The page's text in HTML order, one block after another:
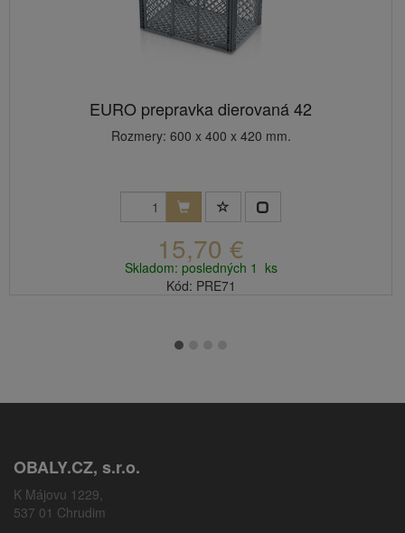
EURO prepravka dierovaná 42
Rozmery: 600 x 400 x 420 mm.
15,70 €
Skladom: posledných 1 ks
Kód: PRE71
OBALY.CZ, s.r.o.
K Májovu 1229,
537 01 Chrudim